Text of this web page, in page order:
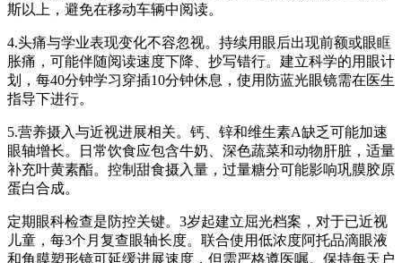
斯以上，避免在移动车辆中阅读。
4.头痛与学业表现变化不容忽视。持续用眼后出现前额或眼眶
胀痛，可能伴随阅读速度下降、抄写错行。建立科学的用眼计
划，每40分钟学习穿插10分钟休息，使用防蓝光眼镜需在医生
指导下进行。
5.营养摄入与近视进展相关。钙、锌和维生素A缺乏可能加速
眼轴增长。日常饮食应包含牛奶、深色蔬菜和动物肝脏，适量
补充叶黄素酯。控制甜食摄入量，过量糖分可能影响巩膜胶原
蛋白合成。
定期眼科检查是防控关键。3岁起建立屈光档案，对于已近视
儿童，每3个月复查眼轴长度。联合使用低浓度阿托品滴眼液
和角膜塑形镜可延缓进展速度，但需严格遵医嘱。保持每天户